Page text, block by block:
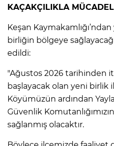
KAÇAKÇILIKLA
Keşan
birliğin bölgeye
edildi:
"Ağustos 2026 tarihinden
başlayacak olan yeni birlik
Köyümüzün ardından
Güvenlik
sağlanmış olacaktır.